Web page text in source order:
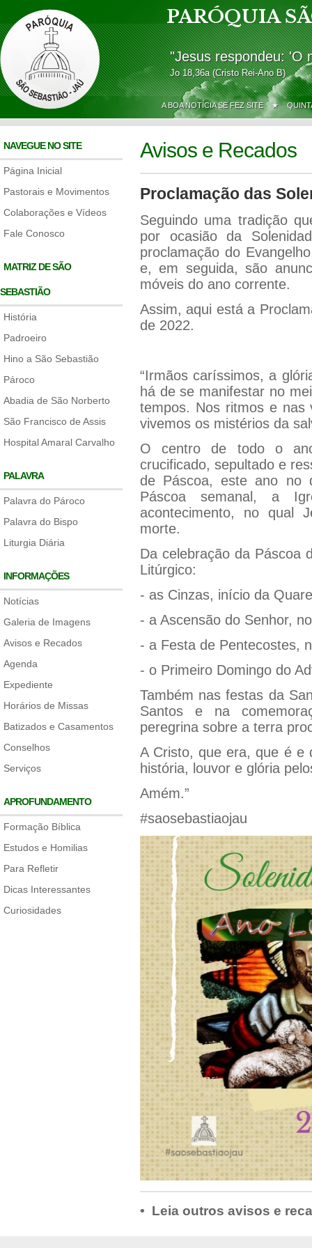
PARÓQUIA
"Jesus respondeu: 'O
Jo 18,36a (Cristo Rei-Ano B)
A BOA NOTÍCIA SE FEZ SITE ★
NAVEGUE NO SITE
Página Inicial
Pastorais e Movimentos
Colaborações e Vídeos
Fale Conosco
MATRIZ DE SÃO
SEBASTIÃO
História
Padroeiro
Hino a São Sebastião
Pároco
Abadia de São Norberto
São Francisco de Assis
Hospital Amaral Carvalho
PALAVRA
Palavra do Pároco
Palavra do Bispo
Liturgia Diária
INFORMAÇÕES
Notícias
Galeria de Imagens
Avisos e Recados
Agenda
Expediente
Horários de Missas
Batizados e Casamentos
Conselhos
Serviços
APROFUNDAMENTO
Formação Bíblica
Estudos e Homilias
Para Refletir
Dicas Interessantes
Curiosidades
Avisos e Recados
Proclamação das
Seguindo uma tradição
por ocasião da
proclamação do
e, em seguida, são
móveis do ano corrente.
Assim, aqui está a
de 2022.
“Irmãos caríssimos, a
há de se manifestar no
tempos. Nos ritmos e nas
vivemos os mistérios da
O centro de todo o
crucificado, sepultado e
de Páscoa, este ano no
Páscoa semanal, a
acontecimento, no qual
morte.
Da celebração da Páscoa
Litúrgico:
- as Cinzas, início da
- a Ascensão do Senhor,
- a Festa de Pentecostes,
- o Primeiro Domingo do
Também nas festas da
Santos e na
peregrina sobre a terra
A Cristo, que era, que é e
história, louvor e glória
Amém.”
#saosebastiaojau
• Leia outros avisos e